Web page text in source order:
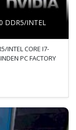
DDR5/INTEL
INTEL CORE I7-
PC FACTORY